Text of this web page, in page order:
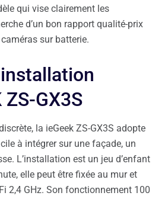
qui vise clairement les
d’un bon rapport qualité-prix
sur batterie.
ZS-GX3S
la ieGeek ZS-GX3S adopte
à intégrer sur une façade, un
L’installation est un jeu d’enfant
elle peut être fixée au mur et
2,4 GHz. Son fonctionnement 100